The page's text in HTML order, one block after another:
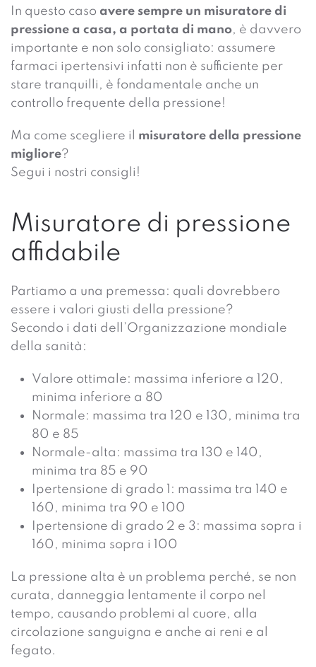
In questo caso avere sempre un misuratore di
pressione a casa, a portata di mano, è davvero
importante e non solo consigliato: assumere
farmaci ipertensivi infatti non è sufficiente per
stare tranquilli, è fondamentale anche un
controllo frequente della pressione!
Ma come scegliere il misuratore della pressione
migliore?
Segui i nostri consigli!
Misuratore di pressione
affidabile
Partiamo a una premessa: quali dovrebbero
essere i valori giusti della pressione?
Secondo i dati dell’Organizzazione mondiale
della sanità:
Valore ottimale: massima inferiore a 120,
minima inferiore a 80
Normale: massima tra 120 e 130, minima tra
80 e 85
Normale-alta: massima tra 130 e 140,
minima tra 85 e 90
Ipertensione di grado 1: massima tra 140 e
160, minima tra 90 e 100
Ipertensione di grado 2 e 3: massima sopra i
160, minima sopra i 100
La pressione alta è un problema perché, se non
curata, danneggia lentamente il corpo nel
tempo, causando problemi al cuore, alla
circolazione sanguigna e anche ai reni e al
fegato.